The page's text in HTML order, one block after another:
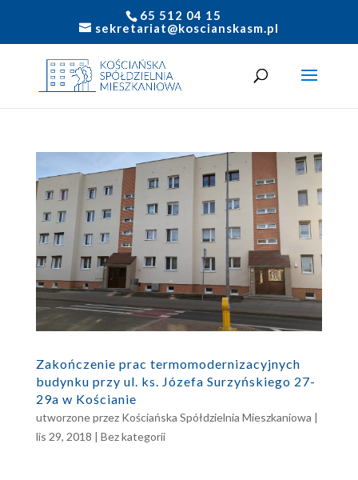
65 512 04 15
sekretariat@koscianskasm.pl
Zakończenie prac termomodernizacyjnych
budynku przy ul. ks. Józefa Surzyńskiego 27-
29a w Kościanie
utworzone przez Kościańska Spółdzielnia Mieszkaniowa |
lis 29, 2018 | Bez kategorii